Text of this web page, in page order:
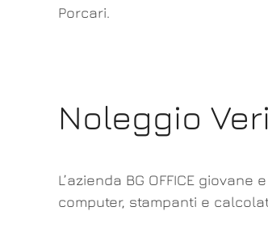
Porcari.
Noleggio
L’azienda BG OFFICE
computer, stampanti e